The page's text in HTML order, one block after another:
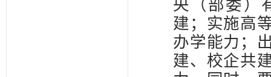
央（部委）
建；实施高
办学能力；
建、校企共